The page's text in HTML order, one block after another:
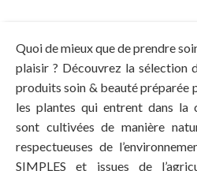
Quoi de mieux que de prendre
plaisir ? Découvrez la sélection
produits soin & beauté préparée
les plantes qui entrent dans la
sont cultivées de manière
respectueuses de
SIMPLES et issues de